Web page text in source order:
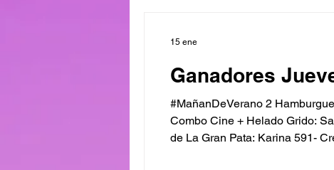
Ganadores
#MañanDeVerano 2
Combo Cine + Helado Grido:
de La Gran Pata: Karina 591- Credito
15 ene